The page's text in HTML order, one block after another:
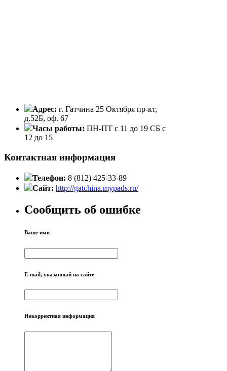
Адрес: г. Гатчина 25 Октября пр-кт,
д.52Б, оф. 67
Часы работы: ПН-ПТ с 11 до 19 СБ с
12 до 15
Контактная информация
Телефон: 8 (812) 425-33-89
Сайт: http://gatchina.mypads.ru/
Сообщить об ошибке
Ваше имя
E-mail, указанный на сайте
Некорректная информация